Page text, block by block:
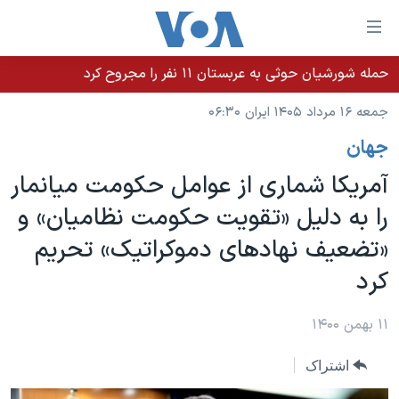
لینکهای
قابل
دسترسی
جهش
محتوای
اصلی
جهش
به
صفحه
اصلی
جهش
خانه
نسخه سبک وب‌سایت
موضوع ها
ایران
آمریکا
جهان
ورزشی
گزیده‌ها
برنامه های تلویزیونی
جدول برنامه ها
صفحه‌های ویژه
جام جهانی ۲۰۲۶
عملیات خشم حماسی
فرکانس‌های صدای آمریکا
پخش رادیویی
یادگیری زبان انگلیسی
حمله شورشیان حوثی به عربستان ۱۱ نفر را مجروح کرد
جمعه ۱۶ مرداد ۱۴۰۵ ایران ۰۶:۳۰
جهان
آمریکا شماری از عوامل حکومت میانمار
را به دلیل «تقویت حکومت نظامیان» و
«تضعیف نهادهای دموکراتیک» تحریم
کرد
۱۱ بهمن ۱۴۰۰
اشتراک